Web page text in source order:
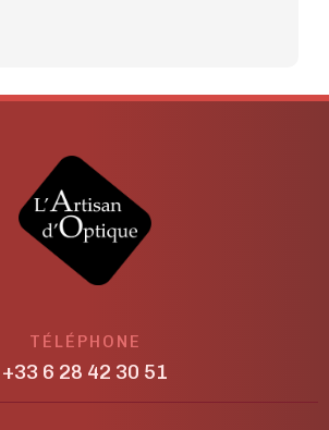
TÉLÉPHONE
+33 6 28 42 30 51